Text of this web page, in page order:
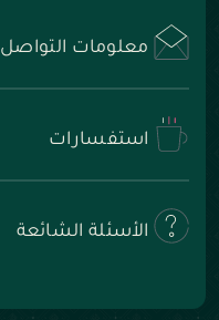
معلومات التواصل
استفسارات
الأسئلة الشائعة